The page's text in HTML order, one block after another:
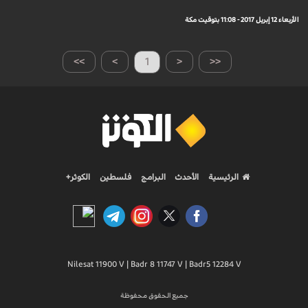
الأربعاء 12 إبريل 2017 - 11:08 بتوقيت مكة
>> > 1 < <<
الرئيسية الأحدث البرامج فلسطين الكوثر+
Nilesat 11900 V | Badr 8 11747 V | Badr5 12284 V
جميع الحقوق محفوظة